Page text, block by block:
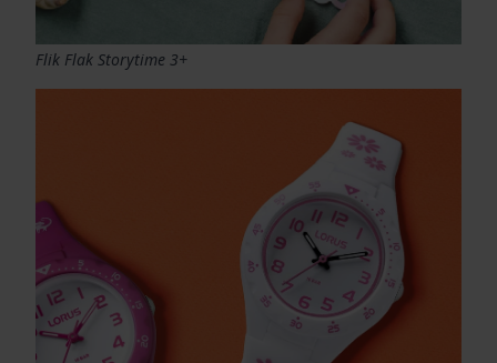
Flik Flak Storytime 3+